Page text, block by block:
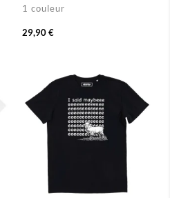
1 couleur
29,90 €